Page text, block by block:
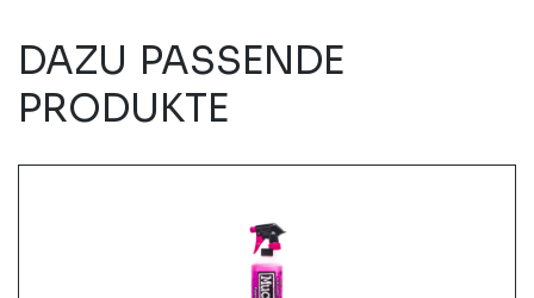
DAZU PASSENDE
PRODUKTE